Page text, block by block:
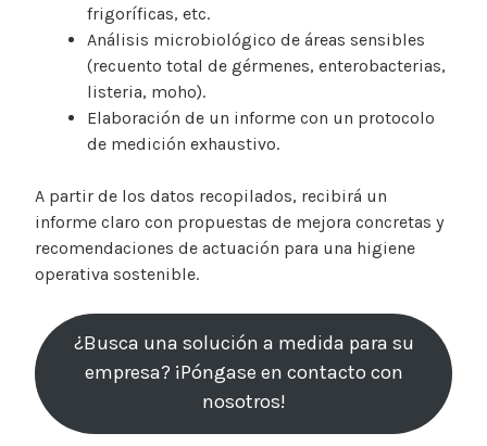
frigoríficas, etc.
Análisis microbiológico de áreas sensibles
(recuento total de gérmenes, enterobacterias,
listeria, moho).
Elaboración de un informe con un protocolo
de medición exhaustivo.
A partir de los datos recopilados, recibirá un
informe claro con propuestas de mejora concretas y
recomendaciones de actuación para una higiene
operativa sostenible.
¿Busca una solución a medida para su
empresa? ¡Póngase en contacto con
nosotros!